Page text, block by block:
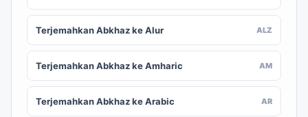
Terjemahkan Abkhaz ke Alur ALZ
Terjemahkan Abkhaz ke Amharic AM
Terjemahkan Abkhaz ke Arabic AR